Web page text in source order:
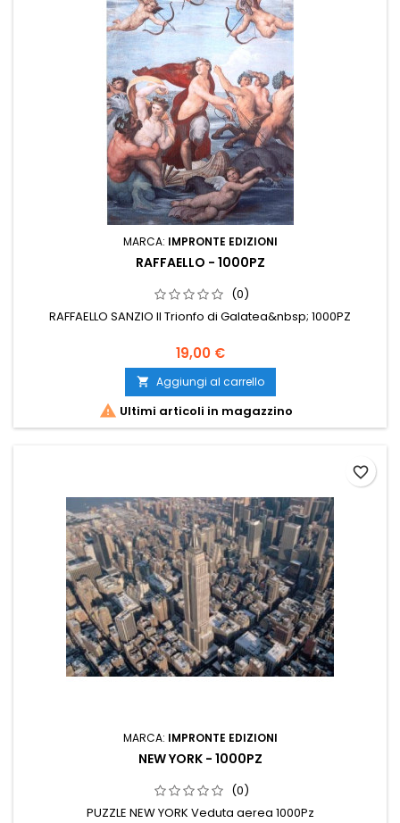
MARCA: IMPRONTE EDIZIONI
RAFFAELLO - 1000PZ
(0)
RAFFAELLO SANZIO Il Trionfo di Galatea&nbsp; 1000PZ
19,00 €
 Aggiungi al carrello
 Ultimi articoli in magazzino
MARCA: IMPRONTE EDIZIONI
NEW YORK - 1000PZ
(0)
PUZZLE NEW YORK Veduta aerea 1000Pz
favorite_border